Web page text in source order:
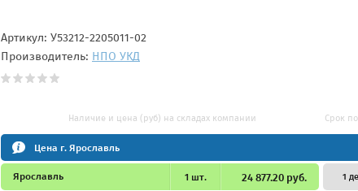
Артикул: У53212-2205011-02
Производитель: НПО УКД
Наличие и цена (руб) на складах компании Срок
Цена г. Ярославль
Ярославль 1 шт. 24 877.20 руб. 1